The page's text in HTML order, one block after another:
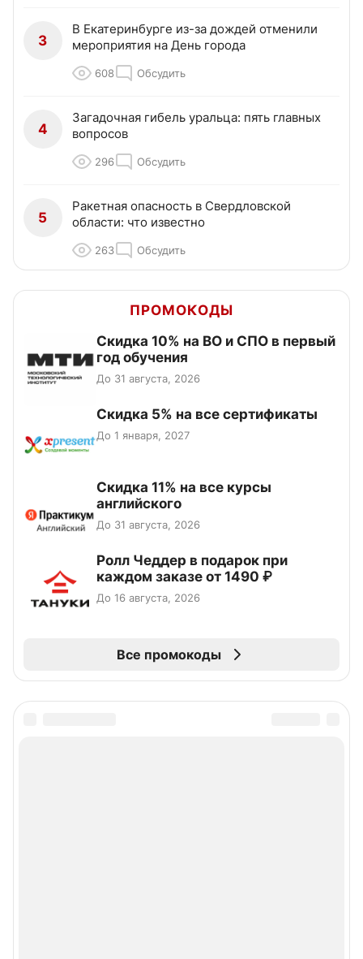
3
В Екатеринбурге из-за дождей отменили
мероприятия на День города
608 Обсудить
4
Загадочная гибель уральца: пять главных
вопросов
296 Обсудить
5
Ракетная опасность в Свердловской
области: что известно
263 Обсудить
ПРОМОКОДЫ
Скидка 10% на ВО и СПО в первый
год обучения
До 31 августа, 2026
Скидка 5% на все сертификаты
До 1 января, 2027
Скидка 11% на все курсы
английского
До 31 августа, 2026
Ролл Чеддер в подарок при
каждом заказе от 1490 ₽
До 16 августа, 2026
Все промокоды